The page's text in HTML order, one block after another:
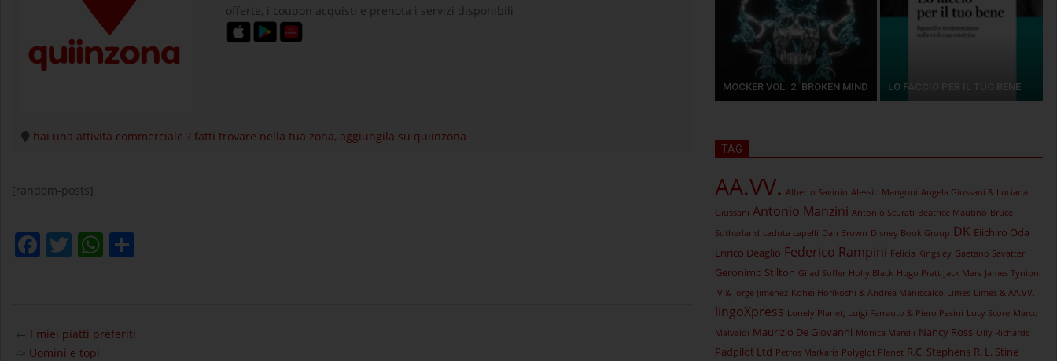
offerte, i coupon acquisti e prenota i servizi disponibili
hai una attività commerciale ? fatti trovare nella tua zona, aggiungila su quiinzona
[random-posts]
Facebook
TwitterWhatsApp
01-
14
← I miei piatti preferiti
-> Uomini e topi
MOCKER VOL. 2. BROKEN MIND LO FACCIO PER IL TUO BENE
TAG
AA.VV. Alberto Savinio Alessio Mangoni Angela Giussani & Luciana
Giussani Antonio Manzini Antonio Scurati Beatrice Mautino Bruce
Sutherland caduta capelli Dan Brown Disney Book Group DK Eiichiro Oda
Enrico Deaglio Federico Rampini Felicia Kingsley Gaetano Savatteri
Geronimo Stilton Gilad Soffer Holly Black Hugo Pratt Jack Mars James Tynion
IV & Jorge Jimenez Kohei Horikoshi & Andrea Maniscalco Limes Limes & AA.VV.
lingoXpress Lonely Planet, Luigi Farrauto & Piero Pasini Lucy Score Marco
Malvaldi Maurizio De Giovanni Monica Marelli Nancy Ross Olly Richards
Padpilot Ltd Petros Markaris Polyglot Planet R.C. Stephens R. L. Stine